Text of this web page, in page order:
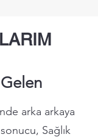
arka arkaya
Sağlık